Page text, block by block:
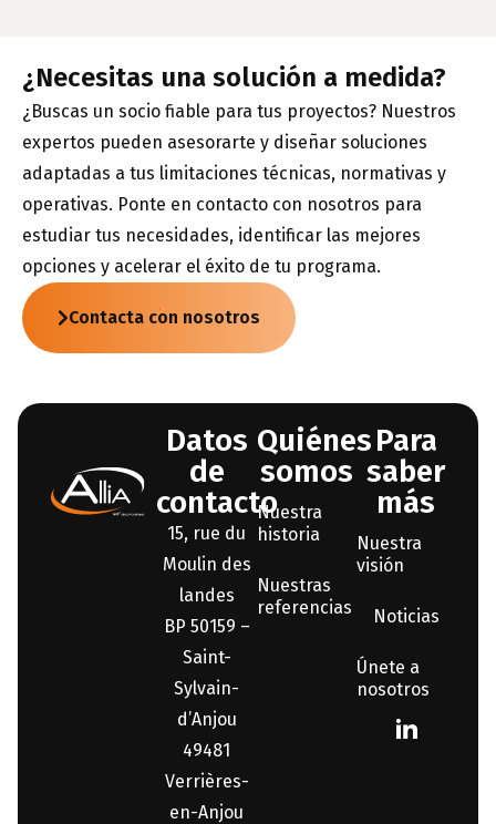
¿Necesitas una solución a medida?
¿Buscas un socio fiable para tus proyectos? Nuestros
expertos pueden asesorarte y diseñar soluciones
adaptadas a tus limitaciones técnicas, normativas y
operativas. Ponte en contacto con nosotros para
estudiar tus necesidades, identificar las mejores
opciones y acelerar el éxito de tu programa.
Contacta con nosotros
Datos
de
contacto
15, rue du
Moulin des
landes
BP 50159 –
Saint-
Sylvain-
d’Anjou
49481
Verrières-
en-Anjou
Quiénes
somos
Nuestra
historia
Nuestras
referencias
Para
saber
más
Nuestra
visión
Noticias
Únete a
nosotros